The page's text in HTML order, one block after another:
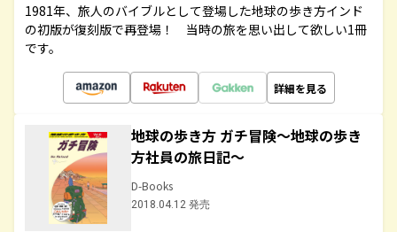
1981年、旅人のバイブルとして登場した地球の歩き方インド
の初版が復刻版で再登場！ 当時の旅を思い出して欲しい1冊
です。
詳細を見る
地球の歩き方 ガチ冒険～地球の歩き
方社員の旅日記～
D-Books
2018.04.12 発売